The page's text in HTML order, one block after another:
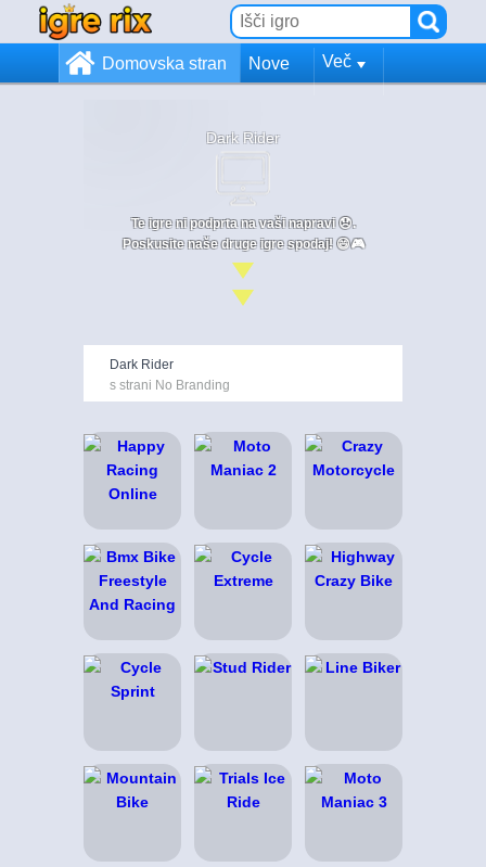
Domovska stran Nove Več
Dark Rider
Te igre ni podprta na vaši napravi 😞.
Poskusite naše druge igre spodaj! 😄🎮
Dark Rider
s strani No Branding